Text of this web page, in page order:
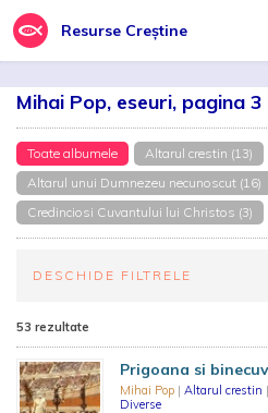
Resurse Creștine
Mihai Pop, eseuri, pagina 3
Toate albumele
Altarul crestin (13)
Altarul unui Dumnezeu necunoscut (16)
Credinciosi Cuvantului lui Christos (3)
DESCHIDE FILTRELE
53 rezultate
Prigoana si
Mihai Pop | Altarul crestin
Diverse